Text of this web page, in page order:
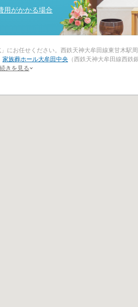
用がかかる場合
お任せください。西鉄天神大牟田線東甘木駅
家族葬ホール大牟田中央 （西鉄天神大牟田線西鉄
続きを見る